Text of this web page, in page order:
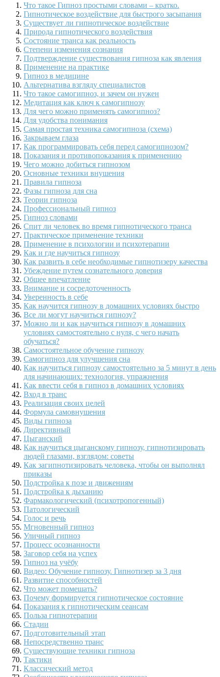
Что такое Гипноз простыми словами – кратко.
Гипнотическое воздействие для быстрого засыпания
Существует ли гипнотическое воздействие
Природа гипнотического воздействия
Состояние транса как реальность
Степени изменения сознания
Подтверждение существования гипноза как явления
Применение на практике
Гипноз в медицине
Альтернатива взгляду специалистов
Что такое самогипноз, и зачем он нужен
Медитация как ключ к самогипнозу
Для чего можно применять самогипноз?
Для удобства понимания
Самая простая техника самогипноза (схема)
Закрываем глаза
Как программировать себя перед самогипнозом?
Показания и противопоказания к применению
Чего можно добиться гипнозом
Основные техники внушения
Правила гипноза
Фазы гипноза для сна
Теории гипноза
Профессиональный гипноз
Гипноз словами
Спит ли человек во время гипнотического транса
Практическое применение техники
Применение в психологии и психотерапии
Как и где научиться гипнозу
Как развить в себе необходимые гипнотизеру качества
Убеждение путем сознательного доверия
Общее впечатление
Внимание и сосредоточенность
Уверенность в себе
Как научится гипнозу в домашних условиях быстро
Все ли могут научиться гипнозу?
Можно ли и как научиться гипнозу в домашних
условиях самостоятельно с нуля, с чего начать
обучаться?
Самостоятельное обучение гипнозу
Самогипноз для улучшения сна
Как научиться гипнозу самостоятельно за 5 минут в день
для начинающих: технология, упражнения
Как ввести себя в гипноз в домашних условиях
Вход в транс
Реализация своих целей
Формула самовнушения
Виды гипноза
Директивный
Цыганский
Как научиться цыганскому гипнозу, гипнотизировать
людей глазами, взглядом: советы
Как загипнотизировать человека, чтобы он выполнял
приказы
Подстройка к позе и движениям
Подстройка к дыханию
Фармакологический (психотропогенный)
Патологический
Голос и речь
Мгновенный гипноз
Уличный гипноз
Процесс осознанности
Заговор себя на успех
Гипноз на учёбу
Видео: Обучение гипнозу. Гипнотизер за 3 дня
Развитие способностей
Что может помешать?
Почему формируется гипнотическое состояние
Показания к гипнотическим сеансам
Польза гипнотерапии
Стадии
Подготовительный этап
Непосредственно транс
Существующие техники гипноза
Тактики
Классический метод